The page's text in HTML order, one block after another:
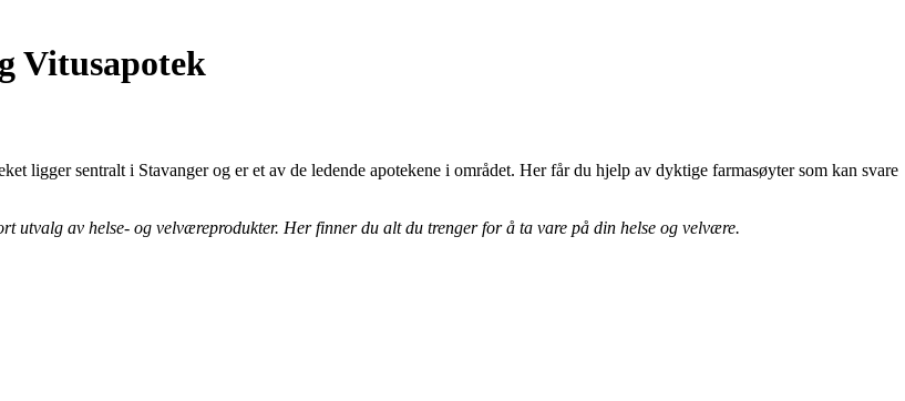
Vitusapotek
ligger sentralt i Stavanger og er et av de ledende apotekene i området. Her får du hjelp av dyktige farmasøyter som kan svare
utvalg av helse- og velværeprodukter. Her finner du alt du trenger for å ta vare på din helse og velvære.